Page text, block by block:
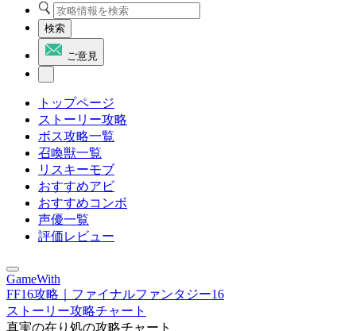
検索
ご意見
トップページ
ストーリー攻略
ボス攻略一覧
召喚獣一覧
リスキーモブ
おすすめアビ
おすすめコンボ
声優一覧
評価レビュー
GameWith
FF16攻略｜ファイナルファンタジー16
ストーリー攻略チャート
真実の在り処の攻略チャート